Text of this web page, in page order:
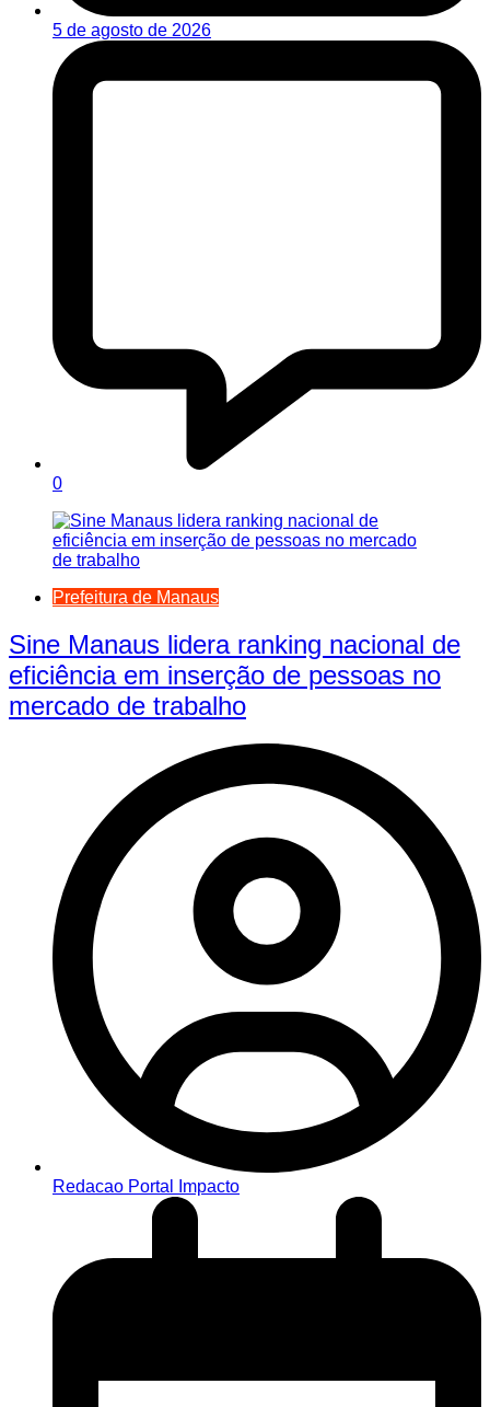
5 de agosto de 2026
0
Prefeitura de Manaus
Sine Manaus lidera ranking nacional de
eficiência em inserção de pessoas no
mercado de trabalho
Redacao Portal Impacto